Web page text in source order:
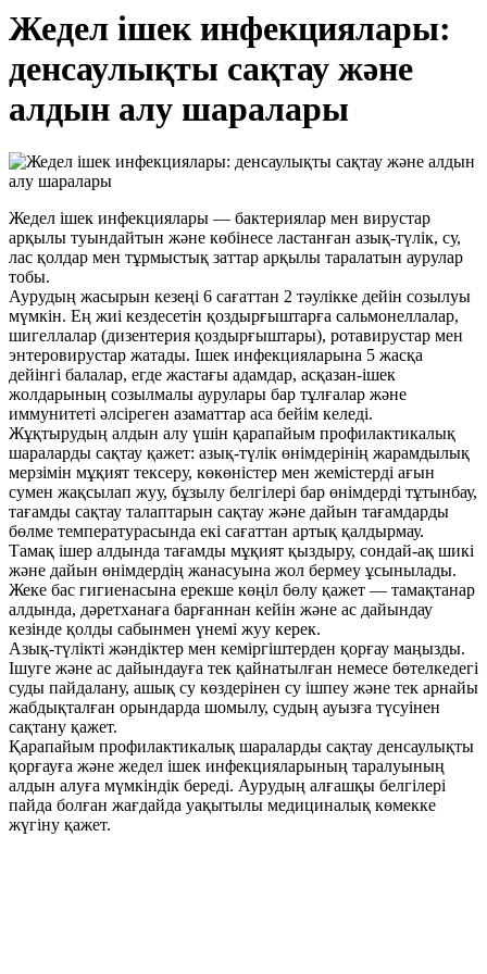
Жедел ішек инфекциялары:
денсаулықты сақтау және
алдын алу шаралары
Жедел ішек инфекциялары — бактериялар мен вирустар
арқылы туындайтын және көбінесе ластанған азық-түлік, су,
лас қолдар мен тұрмыстық заттар арқылы таралатын аурулар
тобы.
Аурудың жасырын кезеңі 6 сағаттан 2 тәулікке дейін созылуы
мүмкін. Ең жиі кездесетін қоздырғыштарға сальмонеллалар,
шигеллалар (дизентерия қоздырғыштары), ротавирустар мен
энтеровирустар жатады. Ішек инфекцияларына 5 жасқа
дейінгі балалар, егде жастағы адамдар, асқазан-ішек
жолдарының созылмалы аурулары бар тұлғалар және
иммунитеті әлсіреген азаматтар аса бейім келеді.
Жұқтырудың алдын алу үшін қарапайым профилактикалық
шараларды сақтау қажет: азық-түлік өнімдерінің жарамдылық
мерзімін мұқият тексеру, көкөністер мен жемістерді ағын
сумен жақсылап жуу, бұзылу белгілері бар өнімдерді тұтынбау,
тағамды сақтау талаптарын сақтау және дайын тағамдарды
бөлме температурасында екі сағаттан артық қалдырмау.
Тамақ ішер алдында тағамды мұқият қыздыру, сондай-ақ шикі
және дайын өнімдердің жанасуына жол бермеу ұсынылады.
Жеке бас гигиенасына ерекше көңіл бөлу қажет — тамақтанар
алдында, дәретханаға барғаннан кейін және ас дайындау
кезінде қолды сабынмен үнемі жуу керек.
Азық-түлікті жәндіктер мен кеміргіштерден қорғау маңызды.
Ішуге және ас дайындауға тек қайнатылған немесе бөтелкедегі
суды пайдалану, ашық су көздерінен су ішпеу және тек арнайы
жабдықталған орындарда шомылу, судың ауызға түсуінен
сақтану қажет.
Қарапайым профилактикалық шараларды сақтау денсаулықты
қорғауға және жедел ішек инфекцияларының таралуының
алдын алуға мүмкіндік береді. Аурудың алғашқы белгілері
пайда болған жағдайда уақытылы медициналық көмекке
жүгіну қажет.